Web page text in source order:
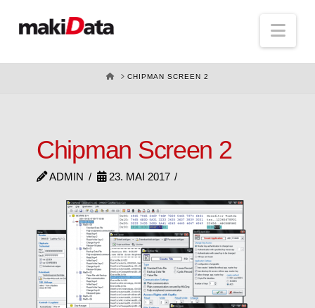
HOMECHIPMAN SCREEN 2
Chipman Screen 2
ADMIN 23. MAI 2017